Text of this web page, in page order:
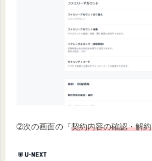
➁次の画面の『契約内容の確認・解約